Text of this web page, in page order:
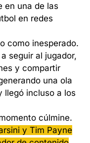
en una de las
en redes
como inesperado.
seguir al jugador,
y compartir
una ola
llegó incluso a los
cúlmine.
y Tim Payne